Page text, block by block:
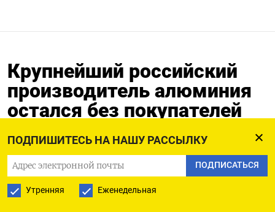
ПОДПИШИТЕСЬ НА НАШУ РАССЫЛКУ
ПОДПИСАТЬСЯ
Утренняя Еженедельная
Крупнейший российский
производитель алюминия
остался без покупателей
19.10.2022 Обновлено: 19.10.2022